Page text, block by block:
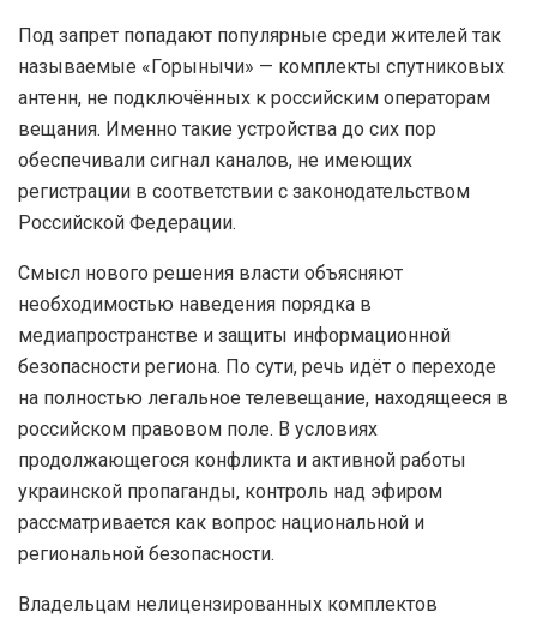
Под запрет попадают популярные среди жителей так
называемые «Горынычи» — комплекты спутниковых
антенн, не подключённых к российским операторам
вещания. Именно такие устройства до сих пор
обеспечивали сигнал каналов, не имеющих
регистрации в соответствии с законодательством
Российской Федерации.
Смысл нового решения власти объясняют
необходимостью наведения порядка в
медиапространстве и защиты информационной
безопасности региона. По сути, речь идёт о переходе
на полностью легальное телевещание, находящееся в
российском правовом поле. В условиях
продолжающегося конфликта и активной работы
украинской пропаганды, контроль над эфиром
рассматривается как вопрос национальной и
региональной безопасности.
Владельцам нелицензированных комплектов